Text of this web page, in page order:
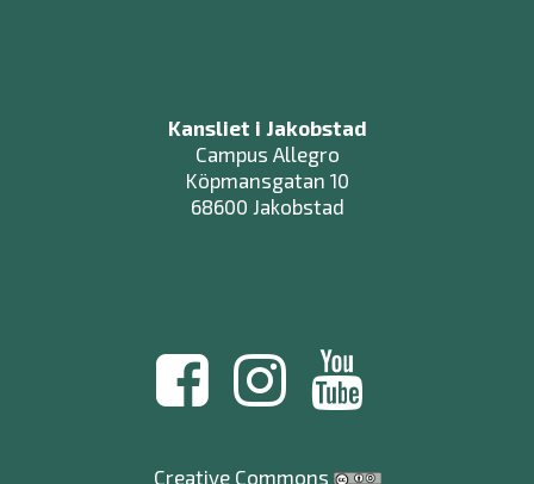
Kansliet i Jakobstad
Campus Allegro
Köpmansgatan 10
68600 Jakobstad
Creative Commons